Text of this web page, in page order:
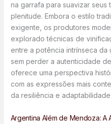
na garrafa para suavizar seus
plenitude. Embora o estilo
exigente, os produtores
explorado técnicas de
entre a potência intrínseca da
sem perder a autenticidade
oferece uma perspectiva
com as expressões mais
da resiliência e
Argentina Além de Mendoza: A